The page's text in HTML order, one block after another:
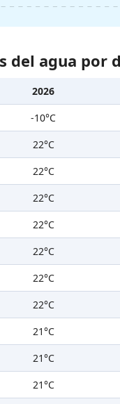
del agua por
2026
-10°C
22°C
22°C
22°C
22°C
22°C
22°C
22°C
21°C
21°C
21°C